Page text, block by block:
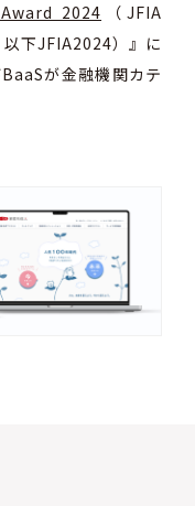
2024 （JFIA
下JFIA2024）』に
が金融機関カテ